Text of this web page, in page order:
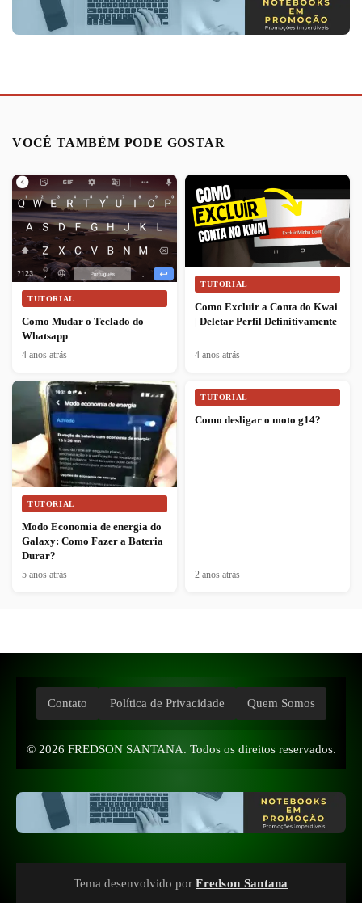
VOCÊ TAMBÉM PODE GOSTAR
TUTORIAL
Como Mudar o Teclado do
Whatsapp
4 anos atrás
TUTORIAL
Como Excluir a Conta do Kwai
| Deletar Perfil Definitivamente
4 anos atrás
TUTORIAL
Modo Economia de energia do
Galaxy: Como Fazer a Bateria
Durar?
5 anos atrás
TUTORIAL
Como desligar o moto g14?
2 anos atrás
Contato Política de Privacidade Quem Somos
© 2026 FREDSON SANTANA. Todos os direitos reservados.
Tema desenvolvido por Fredson Santana